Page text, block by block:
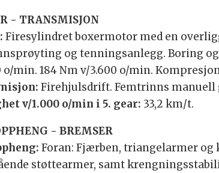
- TRANSMISJON
Firesylindret boxermotor med en
og tenningsanlegg. Boring og
o/min. 184 Nm v/3.600 o/min. Kompresjon:
Firehjulsdrift. Femtrinns manuell
v/1.000 o/min i 5. gear: 33,2 km/t.
- BREMSER
Foran: Fjærben, triangelarmer og
støttearmer, samt